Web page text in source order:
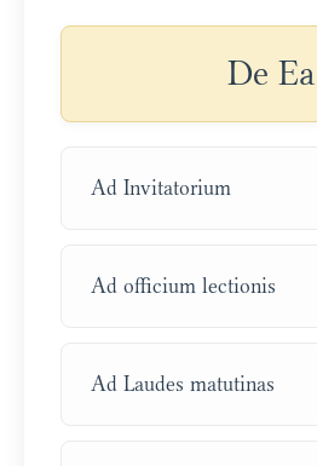
De Ea
Ad Invitatorium
Ad officium lectionis
Ad Laudes matutinas